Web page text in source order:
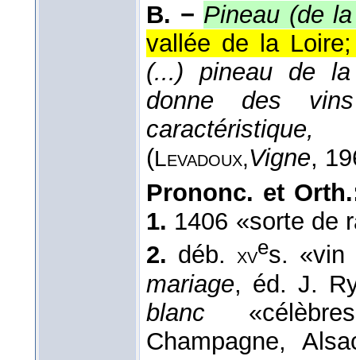
B. − Pineau (de
vallée de la
(...) pineau de la
donne des
(Levadoux,Vigne,
Prononc. et
1. 1406 «sorte de
2. déb. xves. «vin
mariage, éd. J.
blanc
Champagne,